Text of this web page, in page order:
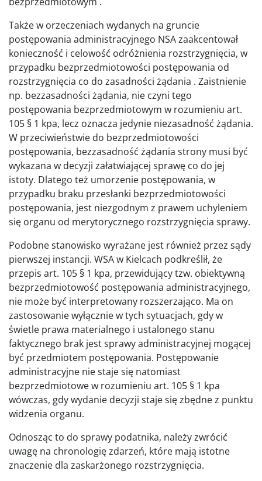
Także w orzeczeniach wydanych na gruncie
postępowania administracyjnego NSA zaakcentował
konieczność i celowość odróżnienia rozstrzygnięcia, w
przypadku bezprzedmiotowości postępowania od
rozstrzygnięcia co do zasadności żądania . Zaistnienie
np. bezzasadności żądania, nie czyni tego
postępowania bezprzedmiotowym w rozumieniu art.
105 § 1 kpa, lecz oznacza jedynie niezasadność żądania.
W przeciwieństwie do bezprzedmiotowości
postępowania, bezzasadność żądania strony musi być
wykazana w decyzji załatwiającej sprawę co do jej
istoty. Dlatego też umorzenie postępowania, w
przypadku braku przesłanki bezprzedmiotowości
postępowania, jest niezgodnym z prawem uchyleniem
się organu od merytorycznego rozstrzygnięcia sprawy.
Podobne stanowisko wyrażane jest również przez sądy
pierwszej instancji. WSA w Kielcach podkreślił, że
przepis art. 105 § 1 kpa, przewidujący tzw. obiektywną
bezprzedmiotowość postępowania administracyjnego,
nie może być interpretowany rozszerzająco. Ma on
zastosowanie wyłącznie w tych sytuacjach, gdy w
świetle prawa materialnego i ustalonego stanu
faktycznego brak jest sprawy administracyjnej mogącej
być przedmiotem postępowania. Postępowanie
administracyjne nie staje się natomiast
bezprzedmiotowe w rozumieniu art. 105 § 1 kpa
wówczas, gdy wydanie decyzji staje się zbędne z punktu
widzenia organu.
Odnosząc to do sprawy podatnika, należy zwrócić
uwagę na chronologię zdarzeń, które mają istotne
znaczenie dla zaskarżonego rozstrzygnięcia.